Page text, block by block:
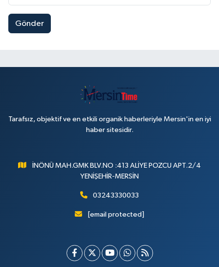
Gönder
Tarafsız, objektif ve en etkili organik haberleriyle Mersin'in en iyi
haber sitesidir.
İNÖNÜ MAH.GMK BLV.NO :413 ALİYE POZCU APT.2/4
YENİŞEHİR-MERSİN
03243330033
[email protected]